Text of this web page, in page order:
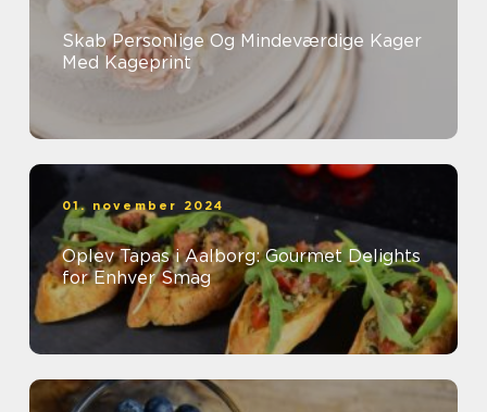
Skab Personlige Og Mindeværdige Kager
Med Kageprint
01. november 2024
Oplev Tapas i Aalborg: Gourmet Delights
for Enhver Smag